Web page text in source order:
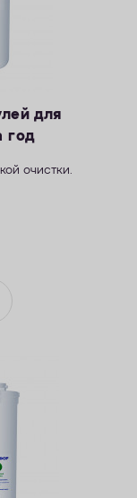
для
год
очистки.